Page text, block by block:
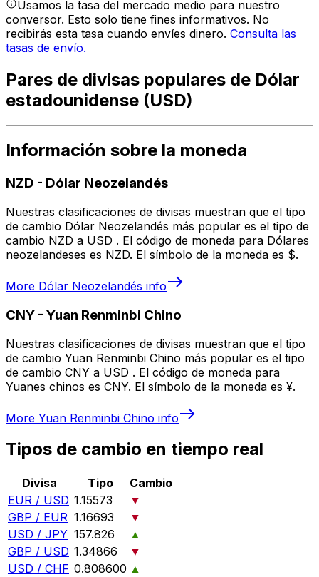
Usamos la tasa del mercado medio para nuestro
conversor. Esto solo tiene fines informativos. No
recibirás esta tasa cuando envíes dinero. Consulta las
tasas de envío.
Pares de divisas populares de Dólar
estadounidense (USD)
Información sobre la moneda
NZD - Dólar Neozelandés
Nuestras clasificaciones de divisas muestran que el tipo
de cambio Dólar Neozelandés más popular es el tipo de
cambio NZD a USD . El código de moneda para Dólares
neozelandeses es NZD. El símbolo de la moneda es $.
More Dólar Neozelandés info
CNY - Yuan Renminbi Chino
Nuestras clasificaciones de divisas muestran que el tipo
de cambio Yuan Renminbi Chino más popular es el tipo
de cambio CNY a USD . El código de moneda para
Yuanes chinos es CNY. El símbolo de la moneda es ¥.
More Yuan Renminbi Chino info
Tipos de cambio en tiempo real
Divisa Tipo
Cambio
EUR / USD 1.15573
▼
GBP / EUR 1.16693
▼
USD / JPY 157.826
▲
GBP / USD 1.34866
▼
USD / CHF 0.808600 ▲